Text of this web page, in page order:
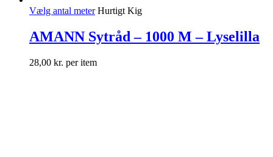
Vælg antal meter Hurtigt Kig
AMANN Sytråd – 1000 M – Lyselilla
28,00 kr. per item